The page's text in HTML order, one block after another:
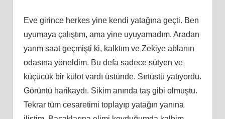
Eve girince herkes yine kendi yatağına geçti. Ben
uyumaya çalıştım, ama yine uyuyamadım. Aradan
yarım saat geçmişti ki, kalktım ve Zekiye ablanın
odasına yöneldim. Bu defa sadece sütyen ve
küçücük bir külot vardı üstünde. Sırtüstü yatıyordu.
Görüntü harikaydı. Sikim anında taş gibi olmuştu.
Tekrar tüm cesaretimi toplayıp yatağın yanına